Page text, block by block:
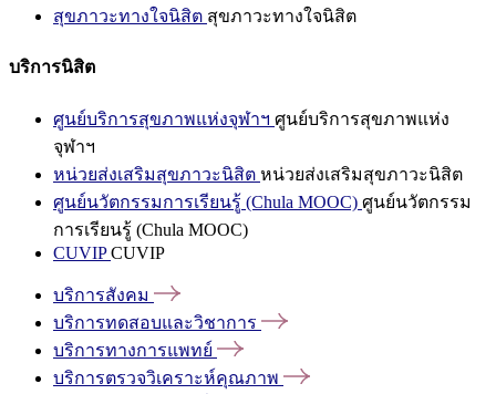
สุขภาวะทางใจนิสิต สุขภาวะทางใจนิสิต
บริการนิสิต
ศูนย์บริการสุขภาพแห่งจุฬาฯ ศูนย์บริการสุขภาพแห่ง
จุฬาฯ
หน่วยส่งเสริมสุขภาวะนิสิต หน่วยส่งเสริมสุขภาวะนิสิต
ศูนย์นวัตกรรมการเรียนรู้ (Chula MOOC) ศูนย์นวัตกรรม
การเรียนรู้ (Chula MOOC)
CUVIPCUVIP
บริการสังคม
บริการทดสอบและวิชาการ
บริการทางการแพทย์
บริการตรวจวิเคราะห์คุณภาพ